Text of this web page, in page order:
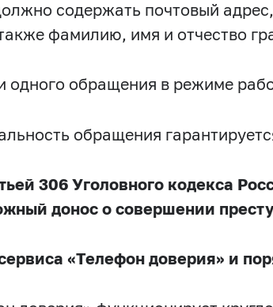
содержать почтовый
фамилию, имя и отчество
одного обращения в режиме
обращения
306 Уголовного кодекса
донос о совершении
«Телефон доверия» и